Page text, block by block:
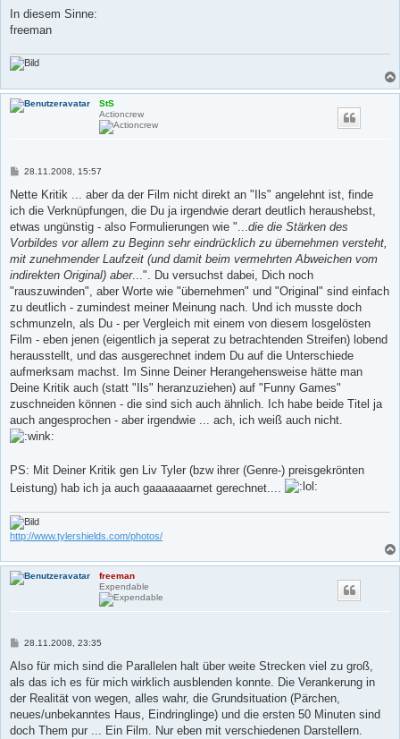
In diesem Sinne:
freeman
StS
Actioncrew
B
i
r
a
28.11.2008, 15:57
Nette Kritik ... aber da der Film nicht direkt an "Ils" angelehnt ist, finde
ich die Verknüpfungen, die Du ja irgendwie derart deutlich heraushebst,
etwas ungünstig - also Formulierungen wie "... die die Stärken des
Vorbildes vor allem zu Beginn sehr eindrücklich zu übernehmen versteht,
mit zunehmender Laufzeit (und damit beim vermehrten Abweichen vom
indirekten Original) aber...". Du versuchst dabei, Dich noch
"rauszuwinden", aber Worte wie "übernehmen" und "Original" sind einfach
zu deutlich - zumindest meiner Meinung nach. Und ich musste doch
schmunzeln, als Du - per Vergleich mit einem von diesem losgelösten
Film - eben jenen (eigentlich ja seperat zu betrachtenden Streifen) lobend
herausstellt, und das ausgerechnet indem Du auf die Unterschiede
aufmerksam machst. Im Sinne Deiner Herangehensweise hätte man
Deine Kritik auch (statt "Ils" heranzuziehen) auf "Funny Games"
zuschneiden können - die sind sich auch ähnlich. Ich habe beide Titel ja
auch angesprochen - aber irgendwie ... ach, ich weiß auch nicht.
PS: Mit Deiner Kritik gen Liv Tyler (bzw ihrer (Genre-) preisgekrönten
Leistung) hab ich ja auch gaaaaaaarnet gerechnet....
http://www.tylershields.com/photos/
freeman
Expendable
B
i
r
a
28.11.2008, 23:35
Also für mich sind die Parallelen halt über weite Strecken viel zu groß,
als das ich es für mich wirklich ausblenden konnte. Die Verankerung in
der Realität von wegen, alles wahr, die Grundsituation (Pärchen,
neues/unbekanntes Haus, Eindringlinge) und die ersten 50 Minuten sind
doch Them pur ... Ein Film. Nur eben mit verschiedenen Darstellern.